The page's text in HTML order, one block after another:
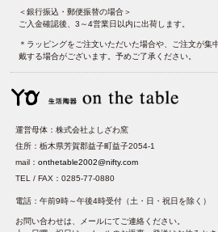
＜銀行振込・郵便振替の場合＞
ご入金確認後、3～4営業日以内に出荷します。
＊ラッピングをご注文いただいた場合や、ご注文が集
戴する場合がございます。予めご了承ください。
運営母体：株式会社よしざわ窯
住所：栃木県芳賀郡益子町益子2054-1
mail：onthetable2002@nifty.com
TEL / FAX：0285-77-0880
電話：午前9時～午後4時受付（土・日・祝日を除く）
お問い合わせは、メールにてご連絡ください。